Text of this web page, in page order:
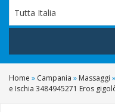
Tutta Italia
Home » Campania » Massaggi »
e Ischia 3484945271 Eros